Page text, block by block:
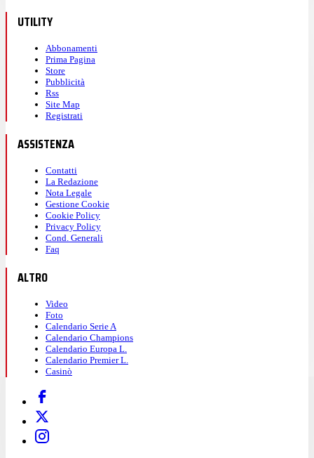
UTILITY
Abbonamenti
Prima Pagina
Store
Pubblicità
Rss
Site Map
Registrati
ASSISTENZA
Contatti
La Redazione
Nota Legale
Gestione Cookie
Cookie Policy
Privacy Policy
Cond. Generali
Faq
ALTRO
Video
Foto
Calendario Serie A
Calendario Champions
Calendario Europa L.
Calendario Premier L.
Casinò